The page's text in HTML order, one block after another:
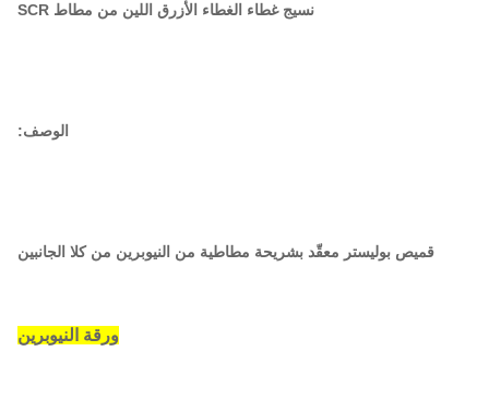
نسيج غطاء الغطاء الأزرق اللين من مطاط SCR
الوصف:
قميص بوليستر معقّد بشريحة مطاطية من النيوبرين من كلا الجانبين
ورقة النيوبرين